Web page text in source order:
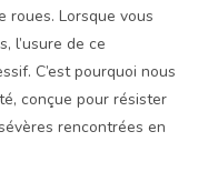
roues. Lorsque vous
l’usure de ce
C’est pourquoi nous
conçue pour résister
rencontrées en